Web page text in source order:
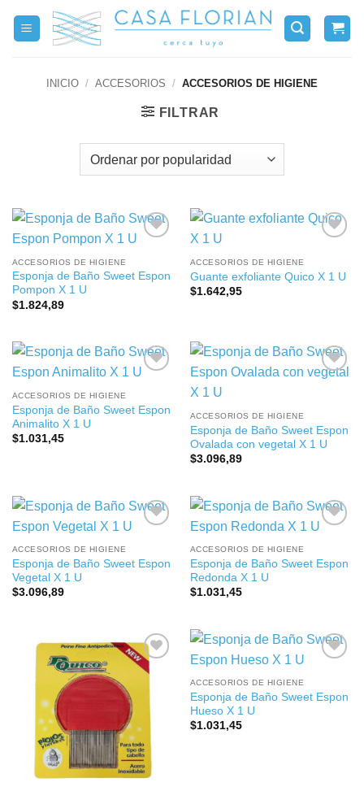
contenido
INICIO / ACCESORIOS / ACCESORIOS DE HIGIENE
FILTRAR
ACCESORIOS DE HIGIENE
Esponja de Baño Sweet Espon
Pompon X 1 U
$1.824,89
ACCESORIOS DE HIGIENE
Guante exfoliante Quico X 1 U
$1.642,95
ACCESORIOS DE HIGIENE
Esponja de Baño Sweet Espon
Animalito X 1 U
$1.031,45
ACCESORIOS DE HIGIENE
Esponja de Baño Sweet Espon
Ovalada con vegetal X 1 U
$3.096,89
ACCESORIOS DE HIGIENE
Esponja de Baño Sweet Espon
Vegetal X 1 U
$3.096,89
ACCESORIOS DE HIGIENE
Esponja de Baño Sweet Espon
Redonda X 1 U
$1.031,45
ACCESORIOS DE HIGIENE
Esponja de Baño Sweet Espon
Hueso X 1 U
$1.031,45